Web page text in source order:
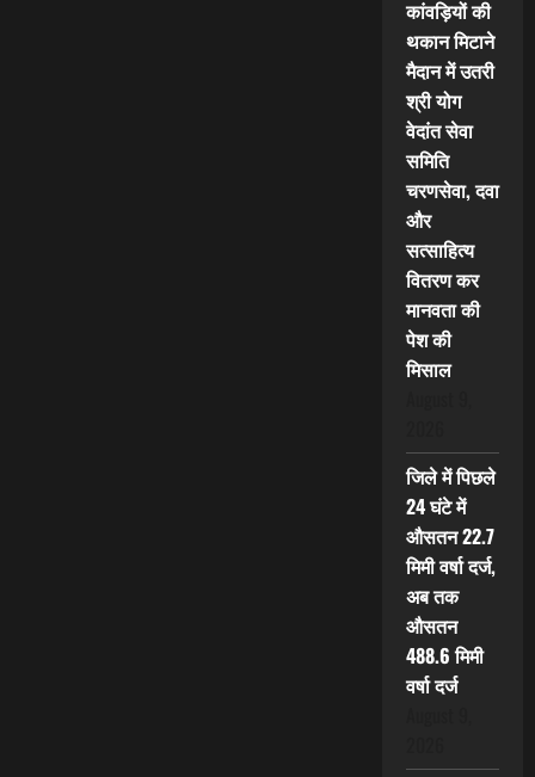
कांवड़ियों की
थकान मिटाने
मैदान में उतरी
श्री योग
वेदांत सेवा
समिति
चरणसेवा, दवा
और
सत्साहित्य
वितरण कर
मानवता की
पेश की
मिसाल
जिले में पिछले
24 घंटे में
औसतन 22.7
मिमी वर्षा दर्ज,
अब तक
औसतन
488.6 मिमी
वर्षा दर्ज